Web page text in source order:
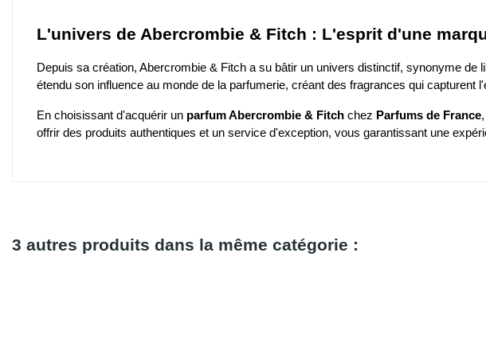
L'univers de Abercrombie & Fitch : L'esprit d'une
Depuis sa création, Abercrombie & Fitch a su bâtir un univers distinctif, synonyme
étendu son influence au monde de la parfumerie, créant des fragrances qui
En choisissant d'acquérir un parfum Abercrombie & Fitch chez Parfums de France
offrir des produits authentiques et un service d'exception, vous garantissant une
3 autres produits dans la même catégorie :